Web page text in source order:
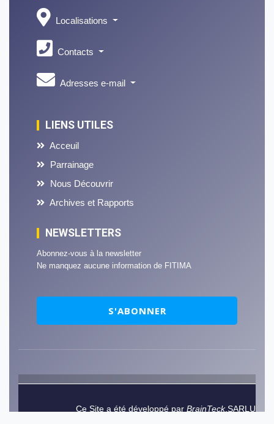
Localisations
Contacts
Adresses e-mail
LIENS UTILES
Acceuil
Parrainage
Nous Découvrir
Archives et Rapports
NEWSLETTERS
Abonnez-vous à la newsletter
Ne manquez aucune information de FITIMA
Ce Site a été développé par BrainTeck.SARLU